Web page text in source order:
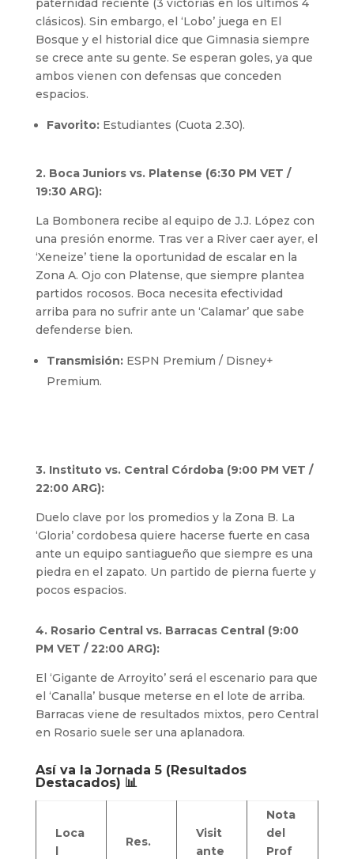
paternidad reciente (3 victorias en los últimos 4
clásicos). Sin embargo, el ‘Lobo’ juega en El
Bosque y el historial dice que Gimnasia siempre
se crece ante su gente. Se esperan goles, ya que
ambos vienen con defensas que conceden
espacios.
Favorito:Estudiantes (Cuota 2.30).
2. Boca Juniors vs. Platense (6:30 PM VET /
19:30 ARG):
La Bombonera recibe al equipo de J.J. López con
una presión enorme. Tras ver a River caer ayer, el
‘Xeneize’ tiene la oportunidad de escalar en la
Zona A. Ojo con Platense, que siempre plantea
partidos rocosos. Boca necesita efectividad
arriba para no sufrir ante un ‘Calamar’ que sabe
defenderse bien.
Transmisión:ESPN Premium / Disney+
Premium.
3. Instituto vs. Central Córdoba (9:00 PM VET /
22:00 ARG):
Duelo clave por los promedios y la Zona B. La
‘Gloria’ cordobesa quiere hacerse fuerte en casa
ante un equipo santiagueño que siempre es una
piedra en el zapato. Un partido de pierna fuerte y
pocos espacios.
4. Rosario Central vs. Barracas Central (9:00
PM VET / 22:00 ARG):
El ‘Gigante de Arroyito’ será el escenario para que
el ‘Canalla’ busque meterse en el lote de arriba.
Barracas viene de resultados mixtos, pero Central
en Rosario suele ser una aplanadora.
Así va la Jornada 5 (Resultados
Destacados) 📊
Loca
l
Res.
Visit
ante
Nota
del
Prof